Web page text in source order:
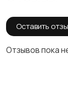
Оставить
Отзывов пока